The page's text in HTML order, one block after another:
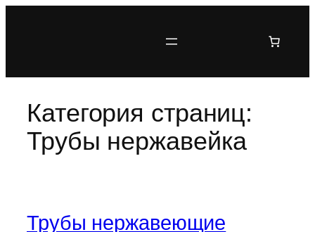
Категория страниц:
Трубы нержавейка
Трубы нержавеющие